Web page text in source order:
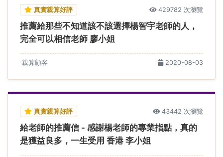
真實親算好評 429782 次瀏覽
推薦給那些不知道該不該選擇楊智宇老師的人，
完全可以相信老師 廖小姐
親算顧客 2020-08-03
真實親算好評 43442 次瀏覽
給老師的推薦信 - 感謝楊老師的專業指點，真的
是獲益良多，一生受用 香港 李小姐